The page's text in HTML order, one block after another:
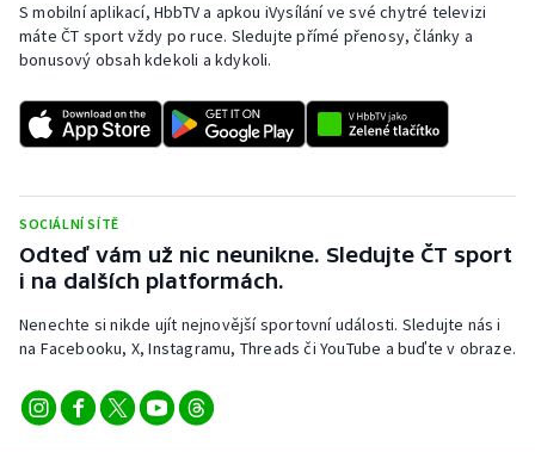
S mobilní aplikací, HbbTV a apkou iVysílání ve své chytré televizi
máte ČT sport vždy po ruce. Sledujte přímé přenosy, články a
bonusový obsah kdekoli a kdykoli.
SOCIÁLNÍ SÍTĚ
Odteď vám už nic neunikne. Sledujte ČT sport
i na dalších platformách.
Nenechte si nikde ujít nejnovější sportovní události. Sledujte nás i
na Facebooku, X, Instagramu, Threads či YouTube a buďte v obraze.